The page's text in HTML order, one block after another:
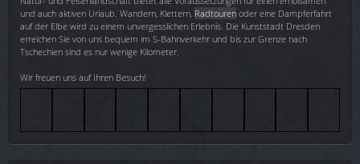
und auch aktiven Urlaub. Wandern, Klettern, Radtouren oder eine Dampferfahrt
auf der Elbe wird zu einem unvergesslichen Erlebnis. Die Kunststadt Dresden
erreichen Sie von uns bequem im S-Bahnverkehr und bis zur Grenze nach
Tschechien sind es nur wenige Kilometer.
Wir freuen uns auf Ihren Besuch!